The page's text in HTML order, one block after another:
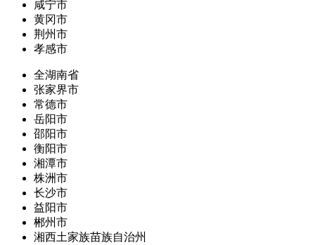
咸宁市
黄冈市
荆州市
孝感市
全湖南省
张家界市
常德市
岳阳市
邵阳市
衡阳市
湘潭市
株洲市
长沙市
益阳市
郴州市
湘西土家族苗族自治州